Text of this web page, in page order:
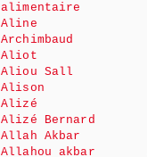
alimentaire
Aline
Archimbaud
Aliot
Aliou Sall
Alison
Alizé
Alizé Bernard
Allah Akbar
Allahou akbar